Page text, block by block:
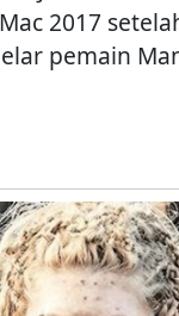
2017
pemain